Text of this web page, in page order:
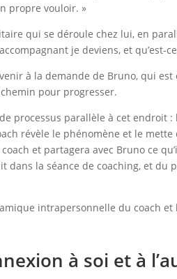
propre vouloir. »
qui se déroule chez lui, en
je deviens, et qu’est-
à la demande de Bruno, qui
pour progresser.
processus parallèle à cet endroit
révèle le phénomène et le
et partagera avec Bruno ce
dans la séance de coaching, et
intrapersonnelle du coach
à soi et à